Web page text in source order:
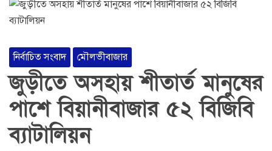
নির্বাচিত সংবাদ মৌলভীবাজার
জুড়ীতে অসহায় শীতার্ত মানুষের
পাশে বিয়ানীবাজার ৫২ বিজিবি
ব্যাটালিয়ন